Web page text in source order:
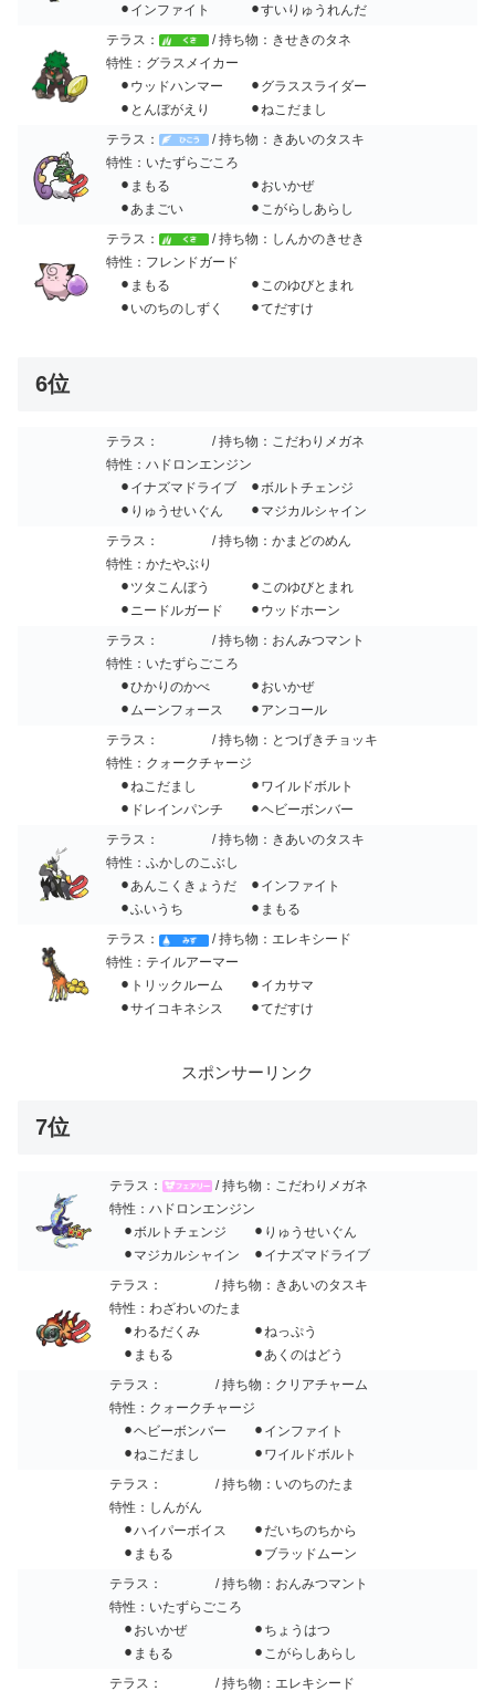
⚫︎インファイト ⚫︎すいりゅうれんだ
テラス：
/ 持ち物：きせきのタネ
特性：グラスメイカー
⚫︎ウッドハンマー ⚫︎グラススライダー
⚫︎とんぼがえり ⚫︎ねこだまし
テラス：
/ 持ち物：きあいのタスキ
特性：いたずらごころ
⚫︎まもる ⚫︎おいかぜ
⚫︎あまごい ⚫︎こがらしあらし
テラス：
/ 持ち物：しんかのきせき
特性：フレンドガード
⚫︎まもる ⚫︎このゆびとまれ
⚫︎いのちのしずく ⚫︎てだすけ
6位
テラス：
/ 持ち物：こだわりメガネ
特性：ハドロンエンジン
⚫︎イナズマドライブ ⚫︎ボルトチェンジ
⚫︎りゅうせいぐん ⚫︎マジカルシャイン
テラス：
/ 持ち物：かまどのめん
特性：かたやぶり
⚫︎ツタこんぼう ⚫︎このゆびとまれ
⚫︎ニードルガード ⚫︎ウッドホーン
テラス：
/ 持ち物：おんみつマント
特性：いたずらごころ
⚫︎ひかりのかべ ⚫︎おいかぜ
⚫︎ムーンフォース ⚫︎アンコール
テラス：
/ 持ち物：とつげきチョッキ
特性：クォークチャージ
⚫︎ねこだまし ⚫︎ワイルドボルト
⚫︎ドレインパンチ ⚫︎ヘビーボンバー
テラス：
/ 持ち物：きあいのタスキ
特性：ふかしのこぶし
⚫︎あんこくきょうだ ⚫︎インファイト
⚫︎ふいうち ⚫︎まもる
テラス：
/ 持ち物：エレキシード
特性：テイルアーマー
⚫︎トリックルーム ⚫︎イカサマ
⚫︎サイコキネシス ⚫︎てだすけ
スポンサーリンク
7位
テラス：
/ 持ち物：こだわりメガネ
特性：ハドロンエンジン
⚫︎ボルトチェンジ ⚫︎りゅうせいぐん
⚫︎マジカルシャイン ⚫︎イナズマドライブ
テラス：
/ 持ち物：きあいのタスキ
特性：わざわいのたま
⚫︎わるだくみ ⚫︎ねっぷう
⚫︎まもる ⚫︎あくのはどう
テラス：
/ 持ち物：クリアチャーム
特性：クォークチャージ
⚫︎ヘビーボンバー ⚫︎インファイト
⚫︎ねこだまし ⚫︎ワイルドボルト
テラス：
/ 持ち物：いのちのたま
特性：しんがん
⚫︎ハイパーボイス ⚫︎だいちのちから
⚫︎まもる ⚫︎ブラッドムーン
テラス：
/ 持ち物：おんみつマント
特性：いたずらごころ
⚫︎おいかぜ ⚫︎ちょうはつ
⚫︎まもる ⚫︎こがらしあらし
テラス：
/ 持ち物：エレキシード